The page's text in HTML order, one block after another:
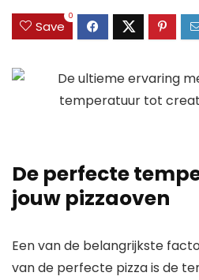
Save
0
De perfecte
jouw pizzaoven
Een van de belangrijkste
van de perfecte pizza is de